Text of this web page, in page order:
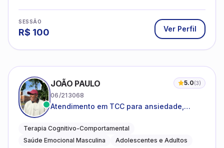
SESSÃO
R$ 100 Ver Perfil
JOÃO PAULO 5.0(3)
06/213068
Atendimento em TCC para ansiedade,
emocional
Terapia Cognitivo-Comportamental
Saúde Emocional Masculina
Adolescentes e Adultos